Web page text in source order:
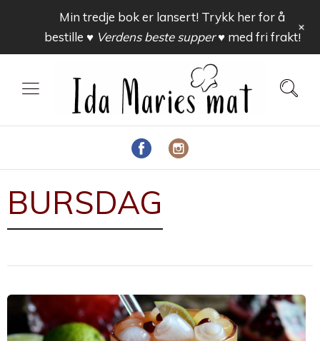
BURSDAG
Min tredje bok er lansert! Trykk her for å
bestille ♥ Verdens beste supper ♥med fri frakt!
+